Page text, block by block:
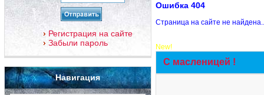
Регистрация на сайте
Забыли пароль
Навигация
Ошибка 404
Страница на сайте не
New!
С масленицей !